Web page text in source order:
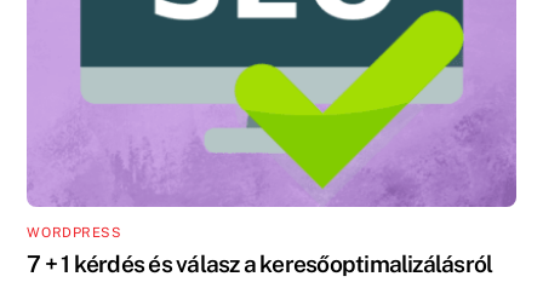
WORDPRESS
7 + 1 kérdés és válasz a keresőoptimalizálásról